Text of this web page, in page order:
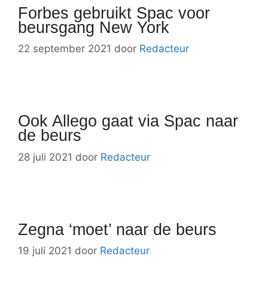
Forbes gebruikt Spac voor
beursgang New York
22 september 2021 door Redacteur
Ook Allego gaat via Spac naar
de beurs
28 juli 2021 door Redacteur
Zegna ‘moet’ naar de beurs
19 juli 2021 door Redacteur